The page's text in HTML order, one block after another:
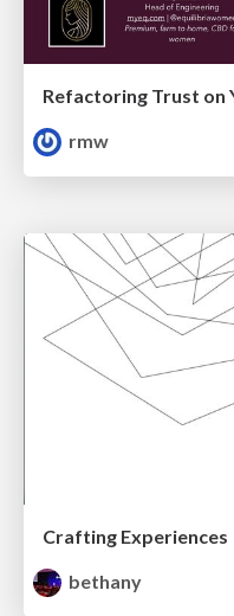
rmw
Crafting Experiences
bethany